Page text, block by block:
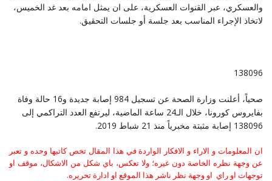
والعسكري، عبر القنوات العسكرية، على ان يمثل امامه بعد غد الخميس،
لاتخاذ ‏الإجراء المناسب بعد جلسة أو جلسات التحقيق‎.‎
‎138096‎
صحياً، أعلنت وزارة الصحة عن تسجيل 984 إصابة جديدة و16 حالة وفاة
بفايروس كورونا، خلال الـ24 ساعة ‏الماضية، ليرتفع العدد التراكمي إلى
138096 إصابة مثبتة مخبرياً منذ 21 شباط 2019‏‎.‎
ان المعلومات و الاراء و الافكار الواردة في هذا المقال تخص كاتبها وحده و تعبر
عن وجهة نظره الخاصة دون غيره؛ ولا تعكس، باي شكل من الاشكال، موقف او
توجهات او راي او وجهة نظر ناشر هذا الموقع او ادارة تحريره.